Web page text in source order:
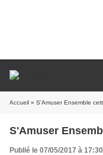
Accueil » S'Amuser Ensemble
S'Amuser
Publié le 07/05/2017 à 17:30